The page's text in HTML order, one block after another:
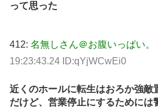
って思った
412: 名無しさん＠お腹いっぱい。
19:23:43.24 ID:qYjWCwEi0
近くのホールに転生はおろか強敵
だけど、営業停止にするためには